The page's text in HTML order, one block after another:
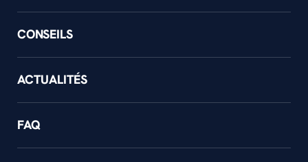
CONSEILS
ACTUALITÉS
FAQ